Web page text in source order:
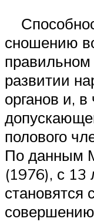
сношению
правильном
развитии
органов и,
полового
По данным
(1976), с 13
становятся
совершению